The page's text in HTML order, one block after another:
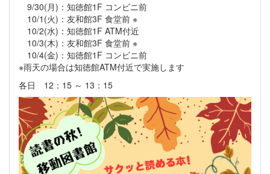
9/30(月)：知徳館1F コンビニ前
10/1(火)：友和館3F 食堂前 ※
10/2(水)：知徳館1F ATM付近
10/3(木)：友和館3F 食堂前 ※
10/4(金)：知徳館1F コンビニ前
※雨天の場合は知徳館ATM付近で実施します
各日 12：15 ～ 13：15